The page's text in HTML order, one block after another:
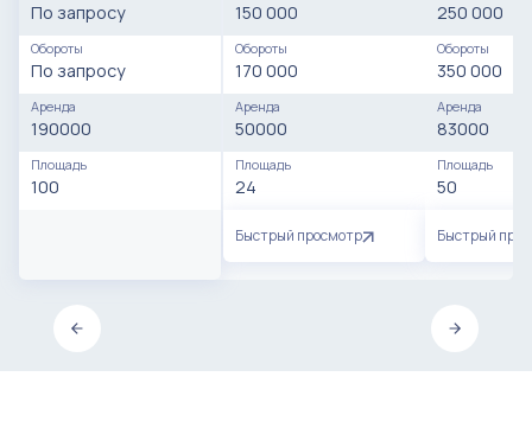
По запросу
Обороты
По запросу
Аренда
190000
Площадь
100
150 000
Обороты
170 000
Аренда
50000
Площадь
24
Быстрый просмотр
250 000
Обороты
350 000
Аренда
83000
Площадь
50
Быстрый